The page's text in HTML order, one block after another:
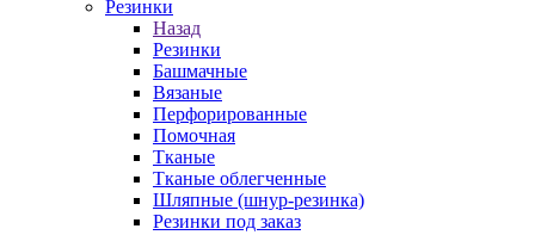
Резинки
Назад
Резинки
Башмачные
Вязаные
Перфорированные
Помочная
Тканые
Тканые облегченные
Шляпные (шнур-резинка)
Резинки под заказ